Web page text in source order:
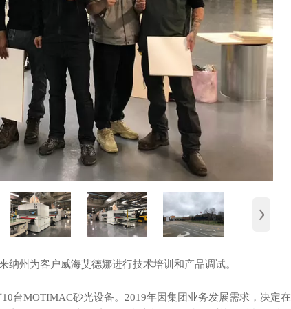
›
州为客户威海艾德娜进行技术培训和产品调试。
MOTIMAC砂光设备。2019年因集团业务发展需求，决定在